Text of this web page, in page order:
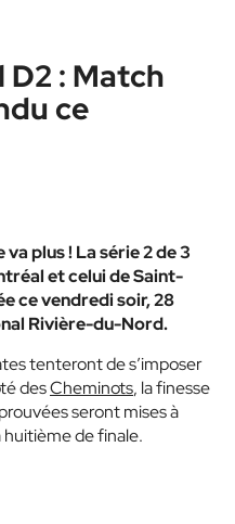
: Match
ce
plus ! La série 2 de 3
et celui de Saint-
ce vendredi soir, 28
Rivière-du-Nord.
tenteront de s’imposer
desCheminots, la finesse
seront mises à
de finale.